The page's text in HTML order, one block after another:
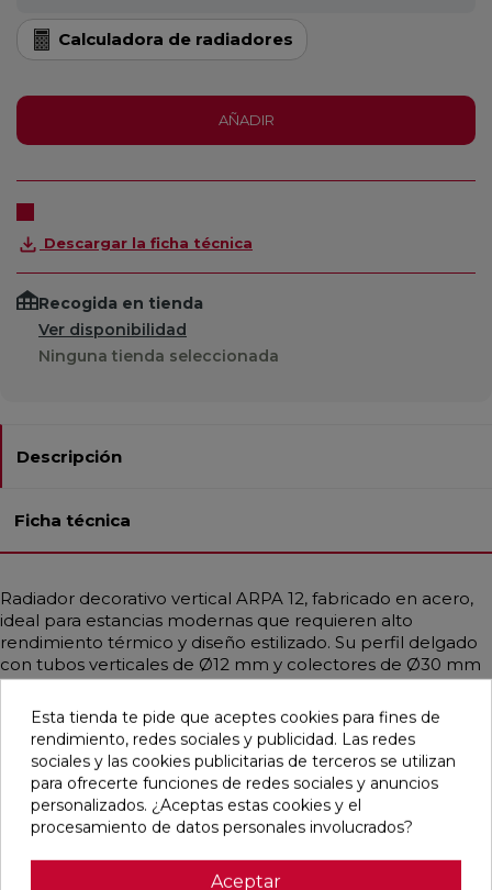
Calculadora de radiadores
AÑADIR
Descargar la ficha técnica
Recogida en tienda
Ver disponibilidad
Ninguna tienda seleccionada
Descripción
Ficha técnica
Radiador decorativo vertical ARPA 12, fabricado en acero,
ideal para estancias modernas que requieren alto
rendimiento térmico y diseño estilizado. Su perfil delgado
con tubos verticales de Ø12 mm y colectores de Ø30 mm
aporta ligereza visual y eficiencia. Compatible con
instalaciones de baja temperatura como calderas de
condensación o bombas de calor. Ofrece calor uniforme y
está disponible en diferentes medidas, con potencias de
hasta 3326 W. Incluye purgador, tapón ciego y soportes
del mismo color. Se puede personalizar en todos los
colores Irsap y RAL bajo pedido. Presión máx.: 10 bar.
Temp. máx.: 95 ºC.
Esta tienda te pide que aceptes cookies para fines de
rendimiento, redes sociales y publicidad. Las redes
sociales y las cookies publicitarias de terceros se utilizan
para ofrecerte funciones de redes sociales y anuncios
personalizados. ¿Aceptas estas cookies y el
procesamiento de datos personales involucrados?
Aceptar